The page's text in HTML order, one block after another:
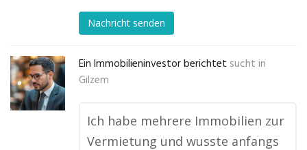
Nachricht senden
Ein Immobilieninvestor berichtet sucht in
Gilzem
Ich habe mehrere Immobilien zur
Vermietung und wusste anfangs